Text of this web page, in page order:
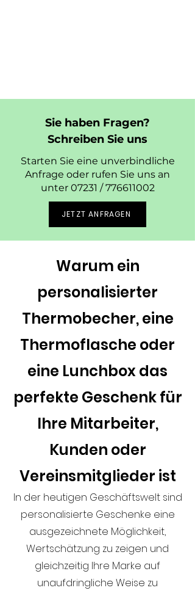
Sie haben Fragen?
Schreiben Sie uns
Starten Sie eine unverbindliche
Anfrage oder rufen Sie uns an
unter 07231 /776611002
JETZT ANFRAGEN
Warum ein
personalisierter
Thermobecher, eine
Thermoflasche oder
eine Lunchbox das
perfekte Geschenk für
Ihre Mitarbeiter,
Kunden oder
Vereinsmitglieder ist
In der heutigen Geschäftswelt sind
personalisierte Geschenke eine
ausgezeichnete Möglichkeit,
Wertschätzung zu zeigen und
gleichzeitig Ihre Marke auf
unaufdringliche Weise zu